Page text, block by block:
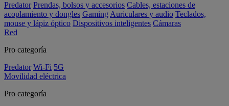
Predator Prendas, bolsos y accesorios Cables, estaciones de
acoplamiento y dongles Gaming Auriculares y audio Teclados,
mouse y lápiz óptico Dispositivos inteligentes Cámaras
Red
Pro categoría
Predator Wi-Fi 5G
Movilidad eléctrica
Pro categoría